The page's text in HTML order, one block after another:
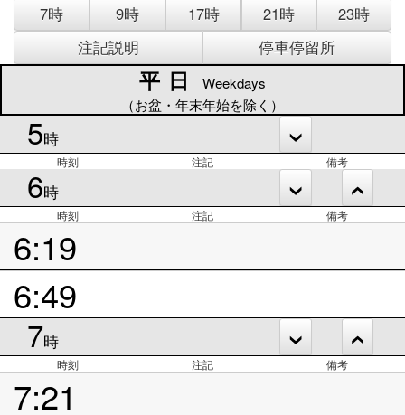
7時 9時 17時 21時
23時
注記説明
停車停留所
平日
Weekdays
（お盆・年末年始を除く）
5時
時刻 注記 備考
6時
時刻 注記 備考
6:19
6:49
7時
時刻 注記 備考
7:21